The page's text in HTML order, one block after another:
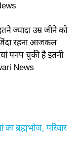
ज्यादा उम्र जीने को
रहना आजकल
पनप चुकी है इतनी
News
ब्रह्मभोज, परिवार